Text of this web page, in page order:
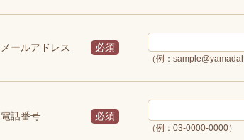
メールアドレス 必須
（例：
電話番号 必須
（例：03-0000-0000）